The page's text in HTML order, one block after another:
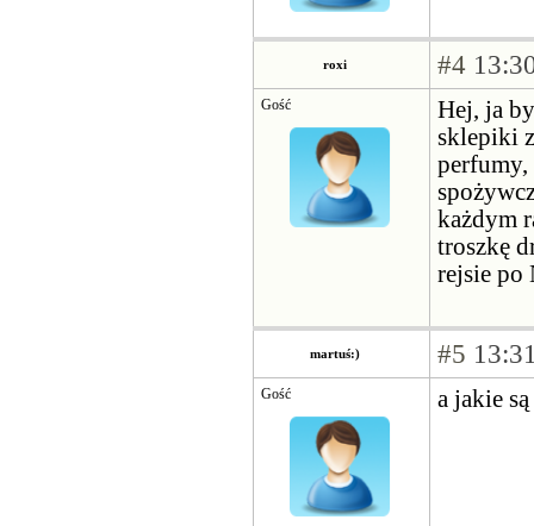
roxi #4
Gość
Hej, ja
sklepiki
perfumy,
każdym
troszkę
rejsie po
martuś:) #5
Gość a jakie